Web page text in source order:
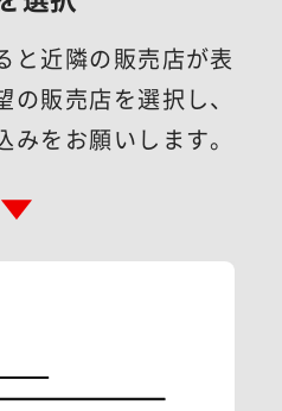
と近隣の販売店が表
の販売店を選択し、
みをお願いします。